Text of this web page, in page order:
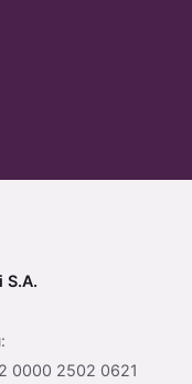
S.A.
0000 2502 0621